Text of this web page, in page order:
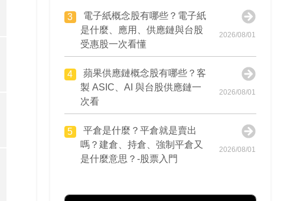
3
電子紙概念股有哪些？電子紙
是什麼、應用、供應鏈與台股
受惠股一次看懂
2026/08/01
4
蘋果供應鏈概念股有哪些？客
製 ASIC、AI 與台股供應鏈一
次看
2026/08/01
5
平倉是什麼？平倉就是賣出
嗎？建倉、持倉、強制平倉又
是什麼意思？-股票入門
2026/08/01